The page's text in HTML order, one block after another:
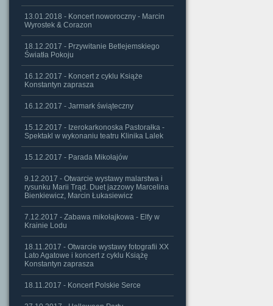
13.01.2018 - Koncert noworoczny - Marcin
Wyrostek & Corazon
18.12.2017 - Przywitanie Betlejemskiego
Światła Pokoju
16.12.2017 - Koncert z cyklu Książe
Konstantyn zaprasza
16.12.2017 - Jarmark świąteczny
15.12.2017 - Izerokarkonoska Pastorałka -
Spektakl w wykonaniu teatru Klinika Lalek
15.12.2017 - Parada Mikołajów
9.12.2017 - Otwarcie wystawy malarstwa i
rysunku Marii Trąd. Duet jazzowy Marcelina
Bienkiewicz, Marcin Łukasiewicz
7.12.2017 - Zabawa mikołajkowa - Elfy w
Krainie Lodu
18.11.2017 - Otwarcie wystawy fotografii XX
Lato Agatowe i koncert z cyklu Książę
Konstantyn zaprasza
18.11.2017 - Koncert Polskie Serce